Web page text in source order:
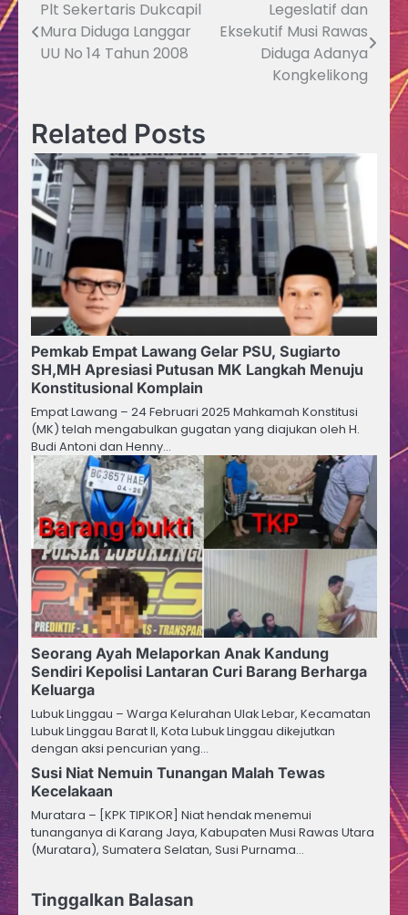
Navigasi
pos
Plt Sekertaris Dukcapil
Mura Diduga Langgar
UU No 14 Tahun 2008
Legeslatif dan
Eksekutif Musi Rawas
Diduga Adanya
Kongkelikong
Related Posts
Pemkab Empat Lawang Gelar PSU, Sugiarto
SH,MH Apresiasi Putusan MK Langkah Menuju
Konstitusional Komplain
Empat Lawang – 24 Februari 2025 Mahkamah Konstitusi
(MK) telah mengabulkan gugatan yang diajukan oleh H.
Budi Antoni dan Henny…
Seorang Ayah Melaporkan Anak Kandung
Sendiri Kepolisi Lantaran Curi Barang Berharga
Keluarga
Lubuk Linggau – Warga Kelurahan Ulak Lebar, Kecamatan
Lubuk Linggau Barat II, Kota Lubuk Linggau dikejutkan
dengan aksi pencurian yang…
Susi Niat Nemuin Tunangan Malah Tewas
Kecelakaan
Muratara – [KPK TIPIKOR] Niat hendak menemui
tunanganya di Karang Jaya, Kabupaten Musi Rawas Utara
(Muratara), Sumatera Selatan, Susi Purnama…
Tinggalkan Balasan